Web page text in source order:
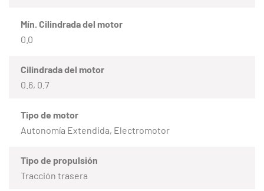
Mín. Cilindrada del motor
0.0
Cilindrada del motor
0.6, 0.7
Tipo de motor
Autonomía Extendida, Electromotor
Tipo de propulsión
Tracción trasera